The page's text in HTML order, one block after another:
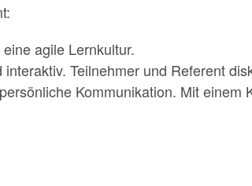
agile Lernkultur.
Teilnehmer und Referent
Kommunikation. Mit einem